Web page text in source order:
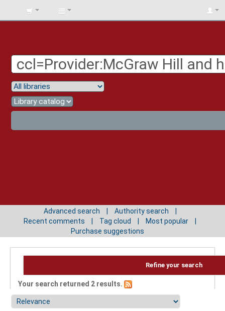
BIBLIOTECA
Advanced search
Authority search
Recent comments
Tag cloud
Most popular
Purchase suggestions
Refine your search
Your search returned 2 results.